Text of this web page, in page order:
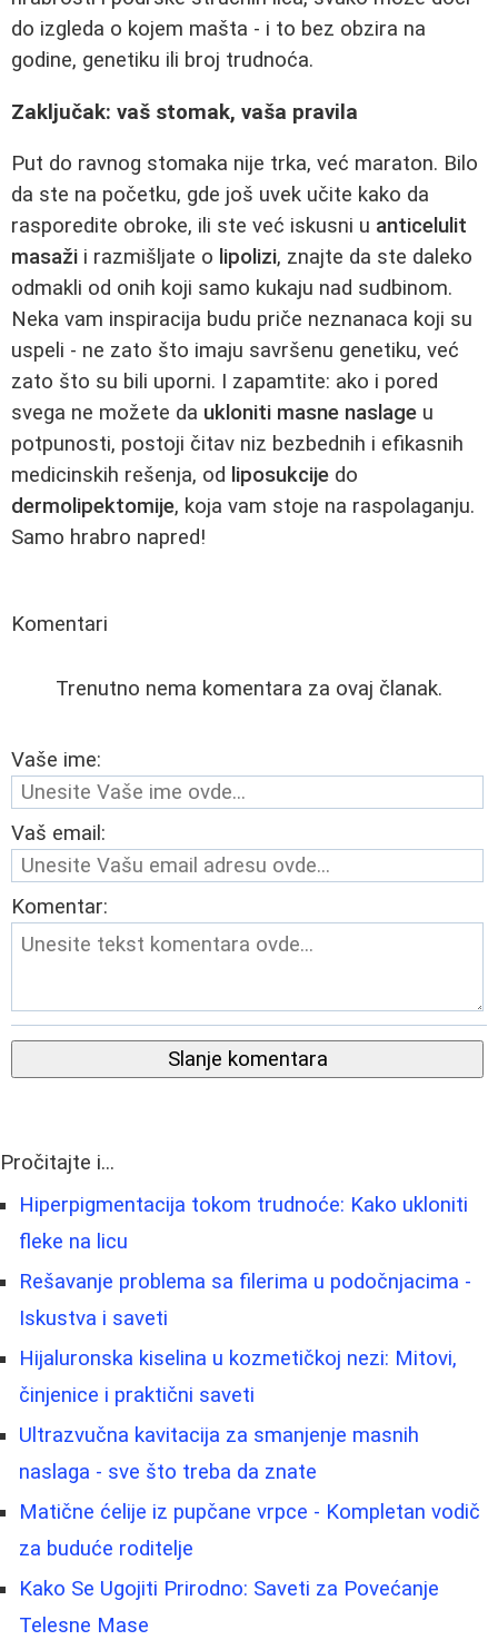
do izgleda o kojem mašta - i to bez obzira na
godine, genetiku ili broj trudnoća.
Zaključak: vaš stomak, vaša pravila
Put do ravnog stomaka nije trka, već maraton. Bilo
da ste na početku, gde još uvek učite kako da
rasporedite obroke, ili ste već iskusni u anticelulit
masaži i razmišljate o lipolizi, znajte da ste daleko
odmakli od onih koji samo kukaju nad sudbinom.
Neka vam inspiracija budu priče neznanaca koji su
uspeli - ne zato što imaju savršenu genetiku, već
zato što su bili uporni. I zapamtite: ako i pored
svega ne možete da ukloniti masne naslage u
potpunosti, postoji čitav niz bezbednih i efikasnih
medicinskih rešenja, od liposukcije do
dermolipektomije, koja vam stoje na raspolaganju.
Samo hrabro napred!
Komentari
Trenutno nema komentara za ovaj članak.
Vaše ime:
Vaš email:
Komentar:
Slanje komentara
Pročitajte i...
Hiperpigmentacija tokom trudnoće: Kako ukloniti
fleke na licu
Rešavanje problema sa filerima u podočnjacima -
Iskustva i saveti
Hijaluronska kiselina u kozmetičkoj nezi: Mitovi,
činjenice i praktični saveti
Ultrazvučna kavitacija za smanjenje masnih
naslaga - sve što treba da znate
Matične ćelije iz pupčane vrpce - Kompletan vodič
za buduće roditelje
Kako Se Ugojiti Prirodno: Saveti za Povećanje
Telesne Mase